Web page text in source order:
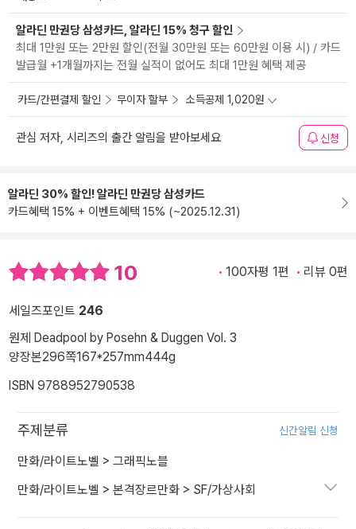
알라딘 만권당 삼성카드, 알라딘 15% 청구 할인
최대 1만원 또는 2만원 할인(전월 30만원 또는 60만원 이용 시) / 카드
발급월 +1개월까지는 전월 실적이 없어도 최대 1만원 혜택 제공
카드/간편결제 할인 무이자 할부 소득공제 1,020원
관심 저자, 시리즈의 출간 알림을 받아보세요 신청
알라딘 30% 할인! 알라딘 만권당 삼성카드
카드혜택 15% + 이벤트혜택 15% (~2025.12.31)
10 100자평 1편 리뷰 0편
세일즈포인트 246
원제 Deadpool by Posehn & Duggen Vol. 3
양장본296쪽167*257mm444g
ISBN 9788952790538
주제분류 신간알림 신청
만화/라이트노벨 > 그래픽노블
만화/라이트노벨 > 본격장르만화 > SF/가상사회